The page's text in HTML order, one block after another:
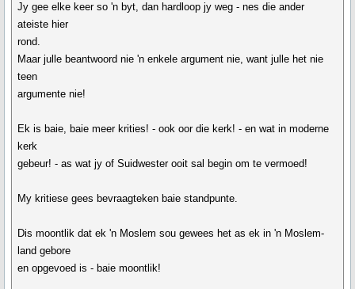
Jy gee elke keer so 'n byt, dan hardloop jy weg - nes die ander
ateiste hier
rond.
Maar julle beantwoord nie 'n enkele argument nie, want julle het nie
teen
argumente nie!
Ek is baie, baie meer krities! - ook oor die kerk! - en wat in moderne
kerk
gebeur! - as wat jy of Suidwester ooit sal begin om te vermoed!
My kritiese gees bevraagteken baie standpunte.
Dis moontlik dat ek 'n Moslem sou gewees het as ek in 'n Moslem-
land gebore
en opgevoed is - baie moontlik!